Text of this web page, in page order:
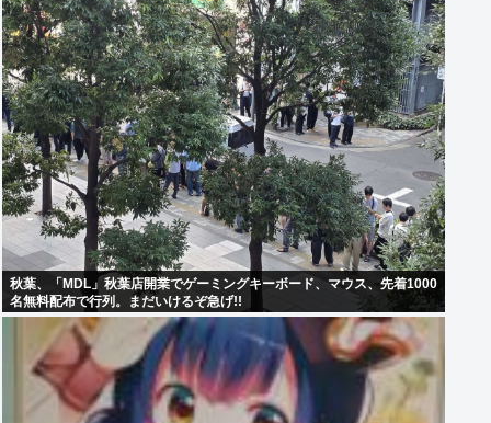
秋葉、「MDL」秋葉店開業でゲーミングキーボード、マウス、先着1000
名無料配布で行列。まだいけるぞ急げ!!